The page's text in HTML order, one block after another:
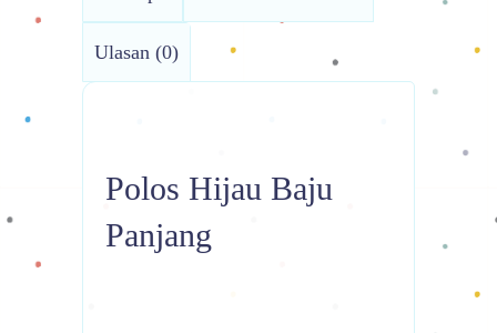
Ulasan (0)
Polos Hijau Baju
Panjang